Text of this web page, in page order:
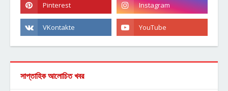
সাপ্তাহিক আলোচিত খবর